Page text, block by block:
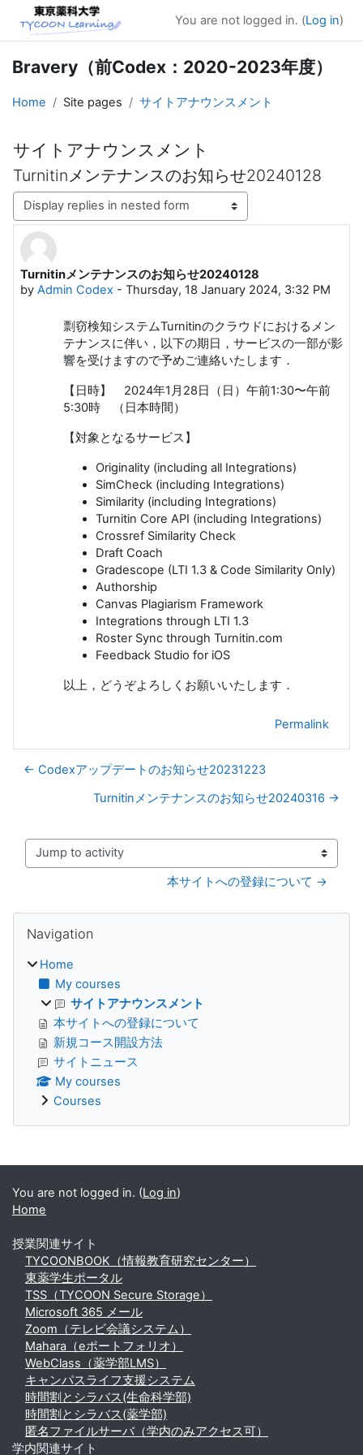
Skip to main content
You are not logged in. (Log in)
Bravery（前Codex：2020-2023年度）
Home Site pages サイトアナウンスメント
サイトアナウンスメント
Turnitinメンテナンスのお知らせ20240128
Display mode
Turnitinメンテナンスのお知らせ20240128
by Admin Codex - Thursday, 18 January 2024, 3:32 PM
Number of replies: 0
剽窃検知システムTurnitinのクラウドにおけるメン
テナンスに伴い，以下の期日，サービスの一部が影
響を受けますので予めご連絡いたします．
【日時】 2024年1月28日（日）午前1:30〜午前
5:30時 （日本時間）
【対象となるサービス】
Originality (including all Integrations)
SimCheck (including Integrations)
Similarity (including Integrations)
Turnitin Core API (including Integrations)
Crossref Similarity Check
Draft Coach
Gradescope (LTI 1.3 & Code Similarity Only)
Authorship
Canvas Plagiarism Framework
Integrations through LTI 1.3
Roster Sync through Turnitin.com
Feedback Studio for iOS
以上，どうぞよろしくお願いいたします．
Permalink
← Codexアップデートのお知らせ20231223
Turnitinメンテナンスのお知らせ20240316 →
Jump to activity
本サイトへの登録について →
Blocks
Navigation
Home
My courses
サイトアナウンスメント
本サイトへの登録について
新規コース開設方法
サイトニュース
My courses
Courses
Supplementary blocks
You are not logged in. (Log in)
Home
授業関連サイト
TYCOONBOOK（情報教育研究センター）
東薬学生ポータル
TSS（TYCOON Secure Storage）
Microsoft 365 メール
Zoom（テレビ会議システム）
Mahara（eポートフォリオ）
WebClass（薬学部LMS）
キャンパスライフ支援システム
時間割とシラバス(生命科学部)
時間割とシラバス(薬学部)
匿名ファイルサーバ（学内のみアクセス可）
学内関連サイト